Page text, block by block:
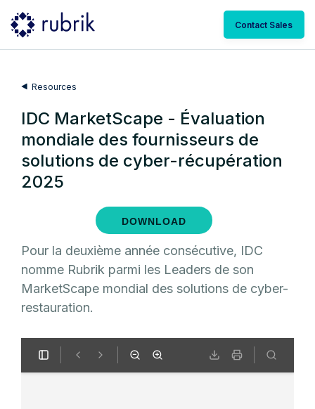
Contact Sales
Resources
IDC MarketScape - Évaluation
mondiale des fournisseurs de
solutions de cyber-récupération
2025
DOWNLOAD
Pour la deuxième année consécutive, IDC
nomme Rubrik parmi les Leaders de son
MarketScape mondial des solutions de cyber-
restauration.